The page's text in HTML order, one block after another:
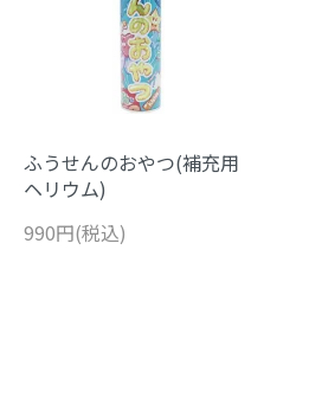
ふうせんのおやつ(補充用
ヘリウム)
990円(税込)